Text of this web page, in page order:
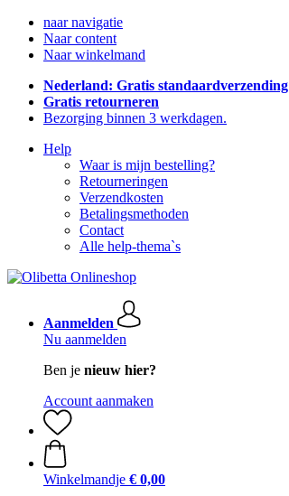
naar navigatie
Naar content
Naar winkelmand
Nederland: Gratis standaardverzending
Gratis retourneren
Bezorging binnen 3 werkdagen.
Help
Waar is mijn bestelling?
Retourneringen
Verzendkosten
Betalingsmethoden
Contact
Alle help-thema`s
Aanmelden
Nu aanmelden
Ben je nieuw hier?
Account aanmaken
Winkelmandje € 0,00